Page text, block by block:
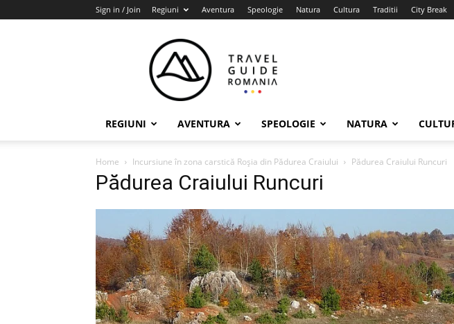
Sign in / Join Regiuni Aventura Speologie Natura Cultura Traditii City Break
Guide
Romania
REGIUNI AVENTURA SPEOLOGIE NATURA
Home Incursiune în zona carstică Roşia din Pădurea Craiului Pădurea Craiului Runcuri
Pădurea Craiului Runcuri